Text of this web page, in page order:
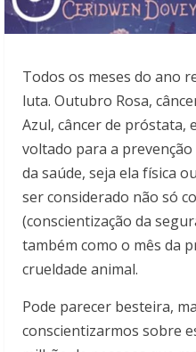
Todos os meses do ano
luta. Outubro Rosa,
Azul, câncer de próstata,
voltado para a
da saúde, seja ela física
ser considerado não só
(conscientização da
também como o mês da
crueldade animal.
Pode parecer besteira,
conscientizarmos sobre